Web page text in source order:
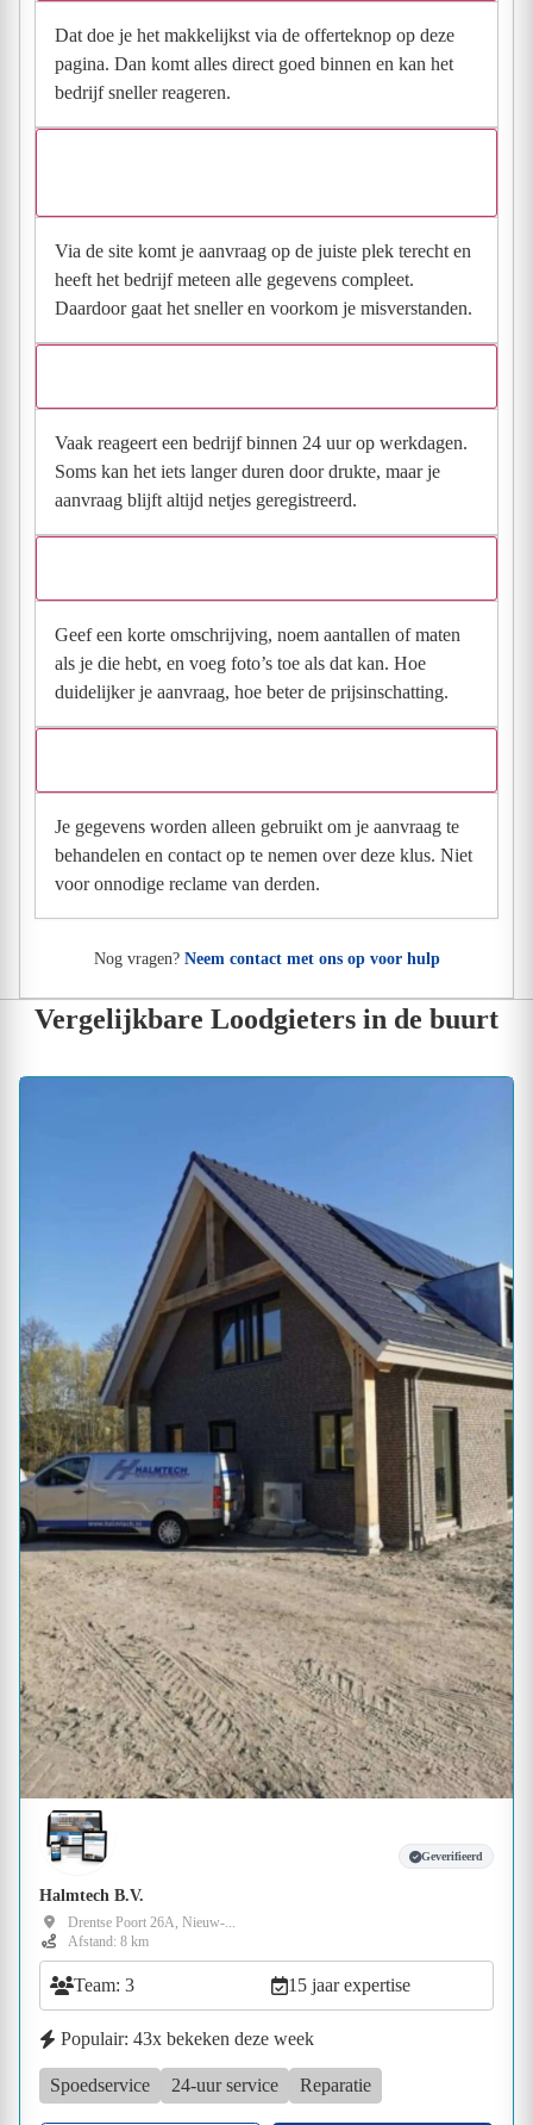
Dat doe je het makkelijkst via de offerteknop op deze
pagina. Dan komt alles direct goed binnen en kan het
bedrijf sneller reageren.
Via de site komt je aanvraag op de juiste plek terecht en
heeft het bedrijf meteen alle gegevens compleet.
Daardoor gaat het sneller en voorkom je misverstanden.
Vaak reageert een bedrijf binnen 24 uur op werkdagen.
Soms kan het iets langer duren door drukte, maar je
aanvraag blijft altijd netjes geregistreerd.
Geef een korte omschrijving, noem aantallen of maten
als je die hebt, en voeg foto’s toe als dat kan. Hoe
duidelijker je aanvraag, hoe beter de prijsinschatting.
Je gegevens worden alleen gebruikt om je aanvraag te
behandelen en contact op te nemen over deze klus. Niet
voor onnodige reclame van derden.
Nog vragen? Neem contact met ons op voor hulp
Vergelijkbare Loodgieters in de buurt
Geverifieerd
Halmtech B.V.
Drentse Poort 26A, Nieuw-...
Afstand: 8 km
Team: 3 15 jaar expertise
Populair: 43x bekeken deze week
Spoedservice 24-uur service Reparatie